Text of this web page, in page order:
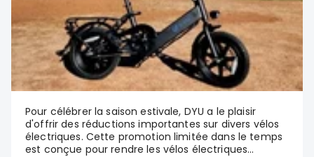
Pour célébrer la saison estivale, DYU a le plaisir
d'offrir des réductions importantes sur divers vélos
électriques. Cette promotion limitée dans le temps
est conçue pour rendre les vélos électriques...